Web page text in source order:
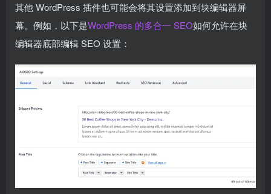
其他 WordPress 插件也可能会将其设置添加到块编辑器屏
幕。例如，以下是WordPress 的多合一 SEO如何允许在块
编辑器底部编辑 SEO 设置：